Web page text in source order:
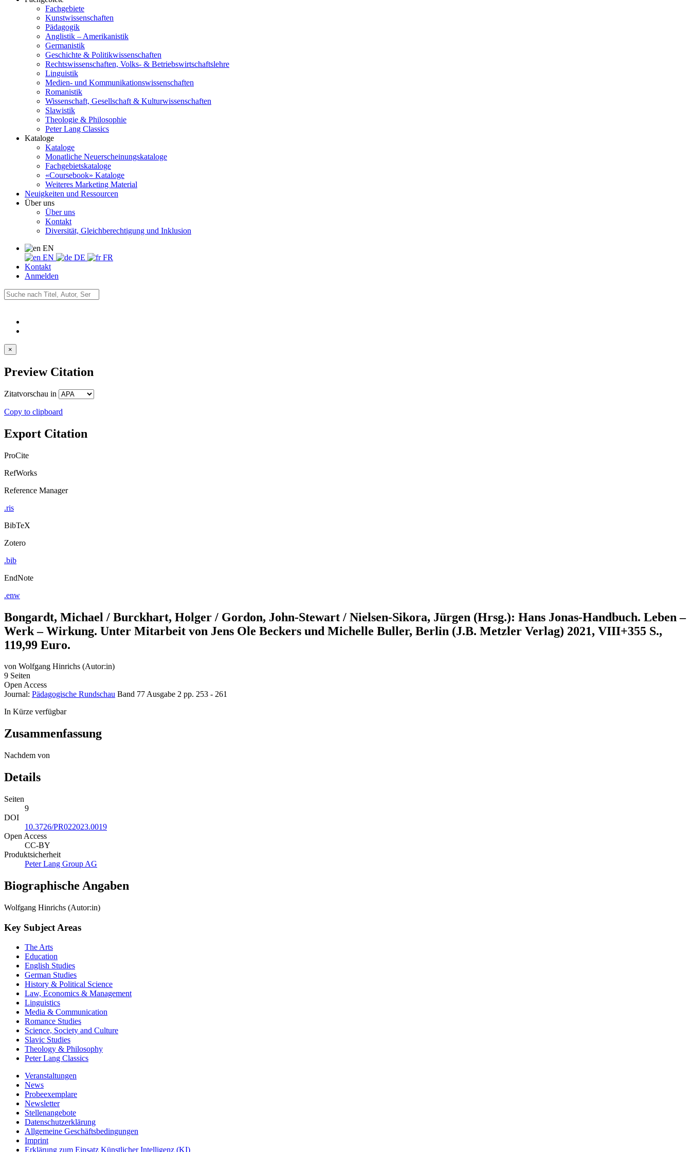
Fachgebiete
Kunstwissenschaften
Pädagogik
Anglistik – Amerikanistik
Germanistik
Geschichte & Politikwissenschaften
Rechtswissenschaften, Volks- & Betriebswirtschaftslehre
Linguistik
Medien- und Kommunikationswissenschaften
Romanistik
Wissenschaft, Gesellschaft & Kulturwissenschaften
Slawistik
Theologie & Philosophie
Peter Lang Classics
Kataloge
Kataloge
Monatliche Neuerscheinungskataloge
Fachgebietskataloge
«Coursebook» Kataloge
Weiteres Marketing Material
Neuigkeiten und Ressourcen
Über uns
Über uns
Kontakt
Diversität, Gleichberechtigung und Inklusion
EN
EN
DE
FR
Kontakt
Anmelden
×
Preview Citation
Zitatvorschau in
Copy to clipboard
Export Citation
ProCite
RefWorks
Reference Manager
.ris
BibTeX
Zotero
.bib
EndNote
.enw
Bongardt, Michael / Burckhart, Holger / Gordon, John-Stewart / Nielsen-Sikora, Jürgen (Hrsg.): Hans Jonas-Handbuch. Leben –
Werk – Wirkung. Unter Mitarbeit von Jens Ole Beckers und Michelle Buller, Berlin (J.B. Metzler Verlag) 2021, VIII+355 S.,
119,99 Euro.
von Wolfgang Hinrichs (Autor:in)
9 Seiten
Open Access
Journal: Pädagogische Rundschau Band 77Ausgabe 2 pp. 253 - 261
In Kürze verfügbar
Zusammenfassung
Nachdem von
Details
Seiten
9
DOI
10.3726/PR022023.0019
Open Access
CC-BY
Produktsicherheit
Peter Lang Group AG
Biographische Angaben
Wolfgang Hinrichs (Autor:in)
Key Subject Areas
The Arts
Education
English Studies
German Studies
History & Political Science
Law, Economics & Management
Linguistics
Media & Communication
Romance Studies
Science, Society and Culture
Slavic Studies
Theology & Philosophy
Peter Lang Classics
Veranstaltungen
News
Probeexemplare
Newsletter
Stellenangebote
Datenschutzerklärung
Allgemeine Geschäftsbedingungen
Imprint
Erklärung zum Einsatz Künstlicher Intelligenz (KI)